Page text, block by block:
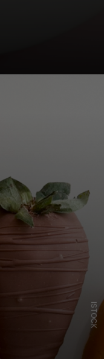
ISTOCK